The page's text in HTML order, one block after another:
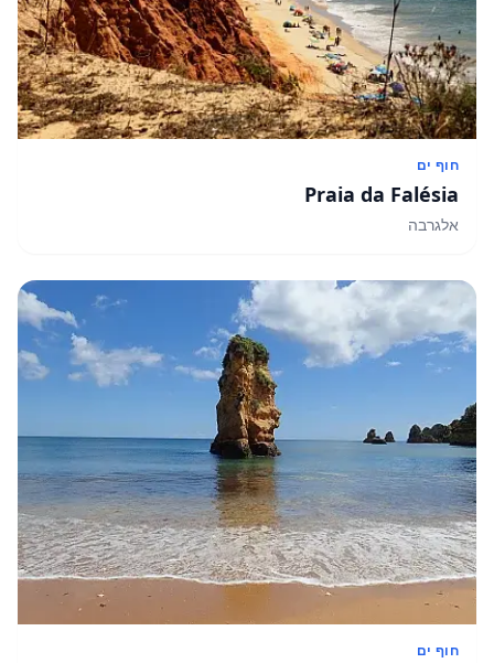
חוף ים
Praia da Falésia
אלגרבה
חוף ים